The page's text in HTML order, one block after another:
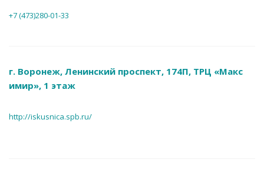
+7 (473)280-01-33
г. Воронеж, Ленинский проспект, 174П, ТРЦ «Макс
имир», 1 этаж
http://iskusnica.spb.ru/